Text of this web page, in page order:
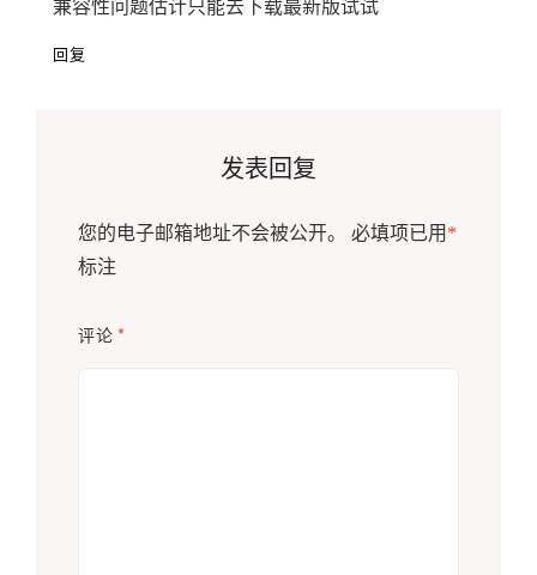
兼容性问题估计只能去下载最新版试试
回复
发表回复
您的电子邮箱地址不会被公开。 必填项已用 *
标注
评论*